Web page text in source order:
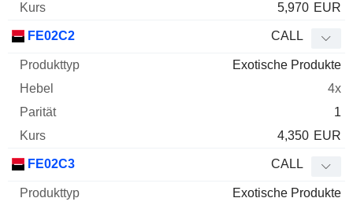
5,970 EUR
FE02C2 CALL
Exotische Produkte
4x
1
4,350 EUR
FE02C3 CALL
Exotische Produkte